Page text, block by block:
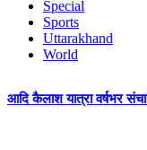
Special
Sports
Uttarakhand
World
आदि कैलाश यात्रा वर्षभर